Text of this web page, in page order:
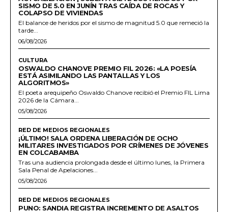
SISMO DE 5.0 EN JUNÍN TRAS CAÍDA DE ROCAS Y
COLAPSO DE VIVIENDAS
El balance de heridos por el sismo de magnitud 5.0 que remeció la
tarde...
06/08/2026
CULTURA
OSWALDO CHANOVE PREMIO FIL 2026: «LA POESÍA
ESTÁ ASIMILANDO LAS PANTALLAS Y LOS
ALGORITMOS»
El poeta arequipeño Oswaldo Chanove recibió el Premio FIL Lima
2026 de la Cámara...
05/08/2026
RED DE MEDIOS REGIONALES
¡ÚLTIMO! SALA ORDENA LIBERACIÓN DE OCHO
MILITARES INVESTIGADOS POR CRÍMENES DE JÓVENES
EN COLCABAMBA
Tras una audiencia prolongada desde el último lunes, la Primera
Sala Penal de Apelaciones...
05/08/2026
RED DE MEDIOS REGIONALES
PUNO: SANDIA REGISTRA INCREMENTO DE ASALTOS